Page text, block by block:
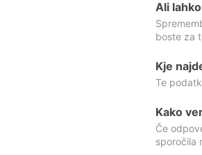
Ali
boste za
Kje
Te
Kako
Če
sporočila